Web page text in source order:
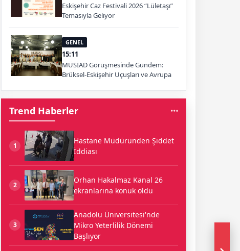
Eskişehir Caz Festivali 2026 “Lületaşı”
Temasıyla Geliyor
GENEL
15:11
MÜSİAD Görüşmesinde Gündem:
Brüksel-Eskişehir Uçuşları ve Avrupa
Trend Haberler
1
Hastane Müdüründen Şiddet
İddiası
2
Orhan Hakalmaz Kanal 26
ekranlarına konuk oldu
3
Anadolu Üniversitesi'nde
Mikro Yeterlilik Dönemi
Başlıyor